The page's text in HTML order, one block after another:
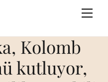
Kolomb
kutluyor,